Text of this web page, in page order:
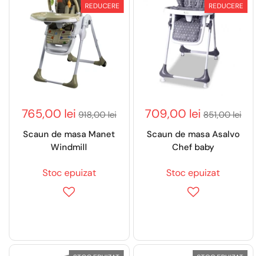
765,00 lei 918,00 lei
Scaun de masa Manet
Windmill
Stoc epuizat
REDUCERE
709,00 lei 851,00 lei
Scaun de masa Asalvo
Chef baby
Stoc epuizat
REDUCERE